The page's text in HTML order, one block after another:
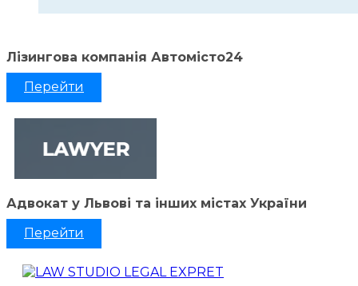
Лізингова компанія Автомісто24
Перейти
Адвокат у Львові та інших містах України
Перейти